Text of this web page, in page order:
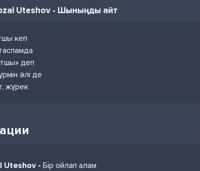
Uteshov - Шыныңды айт
кеп
деп
әлі де
жүрек
Uteshov - Бір ойлап алам